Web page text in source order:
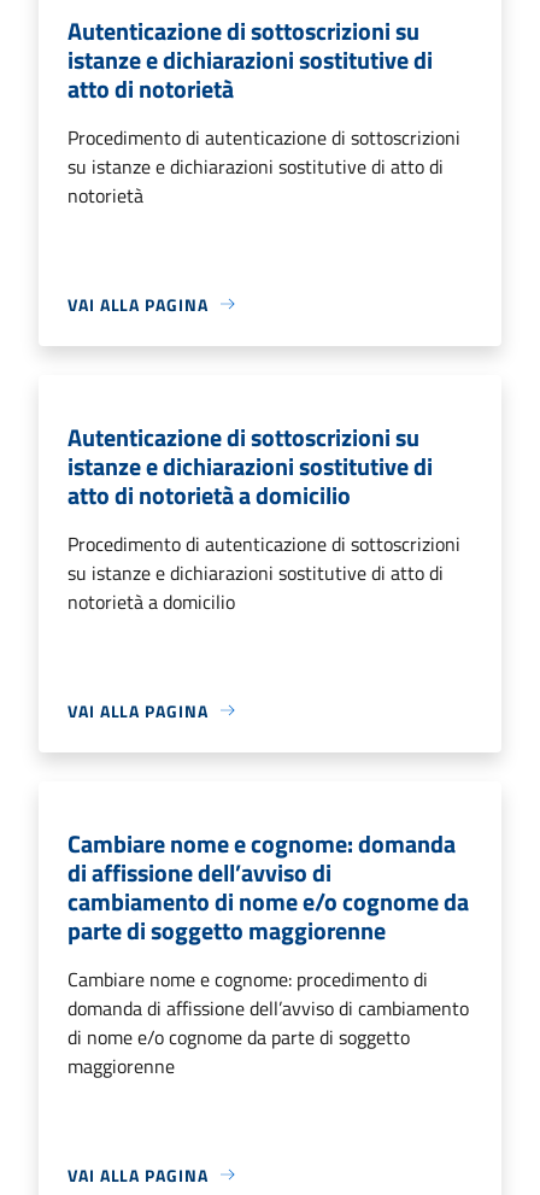
Autenticazione di sottoscrizioni su
istanze e dichiarazioni sostitutive di
atto di notorietà
Procedimento di autenticazione di sottoscrizioni
su istanze e dichiarazioni sostitutive di atto di
notorietà
VAI ALLA PAGINA
Autenticazione di sottoscrizioni su
istanze e dichiarazioni sostitutive di
atto di notorietà a domicilio
Procedimento di autenticazione di sottoscrizioni
su istanze e dichiarazioni sostitutive di atto di
notorietà a domicilio
VAI ALLA PAGINA
Cambiare nome e cognome: domanda
di affissione dell’avviso di
cambiamento di nome e/o cognome da
parte di soggetto maggiorenne
Cambiare nome e cognome: procedimento di
domanda di affissione dell’avviso di cambiamento
di nome e/o cognome da parte di soggetto
maggiorenne
VAI ALLA PAGINA